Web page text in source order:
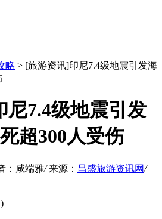
略 > [旅游资讯]印尼7.4级地震引发海
尼7.4级地震引发
超300人受伤
：咸端雅/ 来源： 昌盛旅游资讯网/